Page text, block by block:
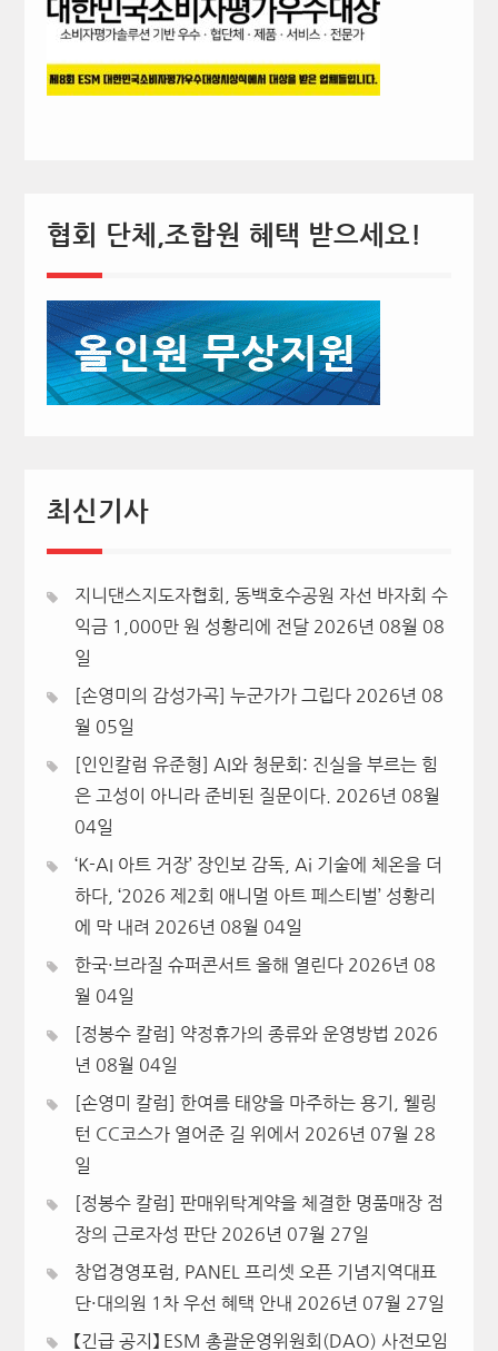
협회 단체,조합원 혜택 받으세요!
최신기사
지니댄스지도자협회, 동백호수공원 자선 바자회 수
익금 1,000만 원 성황리에 전달 2026년 08월 08
일
[손영미의 감성가곡] 누군가가 그립다 2026년 08
월 05일
[인인칼럼 유준형] AI와 청문회: 진실을 부르는 힘
은 고성이 아니라 준비된 질문이다.
2026년 08월
04일
‘K-AI 아트 거장’ 장인보 감독, Ai 기술에 체온을 더
하다, ‘2026 제2회 애니멀 아트 페스티벌’ 성황리
에 막 내려 2026년 08월 04일
한국·브라질 슈퍼콘서트 올해 열린다 2026년 08
월 04일
[정봉수 칼럼] 약정휴가의 종류와 운영방법 2026
년 08월 04일
[손영미 칼럼] 한여름 태양을 마주하는 용기, 웰링
턴 CC코스가 열어준 길 위에서 2026년 07월 28
일
[정봉수 칼럼] 판매위탁계약을 체결한 명품매장 점
장의 근로자성 판단 2026년 07월 27일
창업경영포럼, PANEL 프리셋 오픈 기념지역대표
단·대의원 1차 우선 혜택 안내 2026년 07월 27일
【긴급 공지】 ESM 총괄운영위원회(DAO) 사전모임